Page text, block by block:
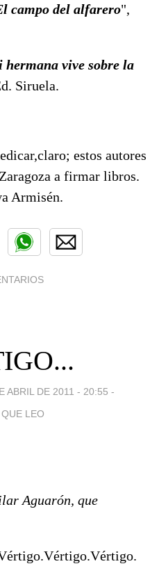
campo del alfarero",
hermana vive sobre la
Siruela.
estos autores
a firmar libros.
Armisén.
ABRIL DE 2011 - 20:55 -
LEO
Aguarón, que